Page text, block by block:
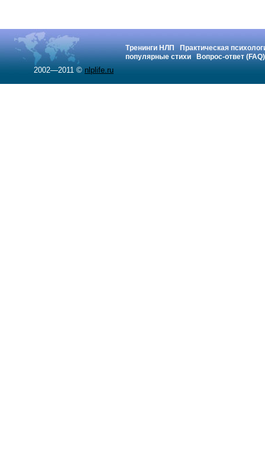
Тренинги НЛП
Практическая
популярные стихи
Вопрос-ответ (FAQ)
2002—2011 © nlplife.ru